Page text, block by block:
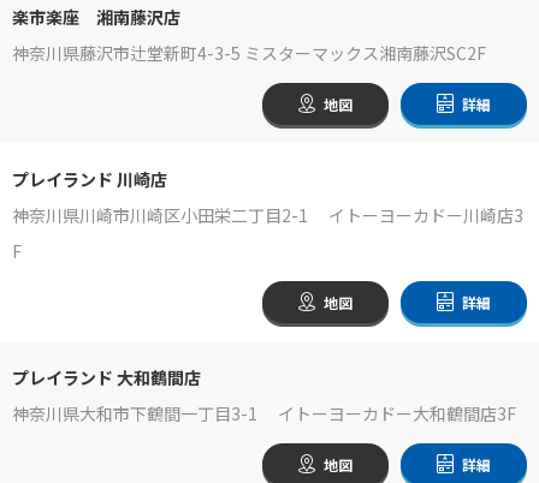
楽市楽座 湘南藤沢店
神奈川県藤沢市辻堂新町4-3-5 ミスターマックス湘南藤沢SC2F
地図 詳細
プレイランド 川崎店
神奈川県川崎市川崎区小田栄二丁目2-1 イトーヨーカドー川崎店3
F
地図 詳細
プレイランド 大和鶴間店
神奈川県大和市下鶴間一丁目3-1 イトーヨーカドー大和鶴間店3F
地図 詳細